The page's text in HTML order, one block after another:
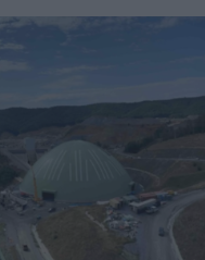
στα 22 χλμ.